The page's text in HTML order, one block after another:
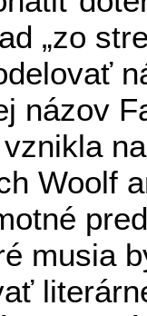
„zo
názov
Woolf
musia